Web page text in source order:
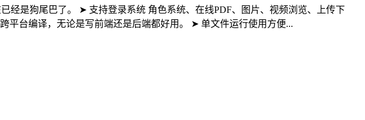
经是狗尾巴了。 ➤ 支持登录系统 角色系统、在线PDF、图片、视频浏览、上传下
平台编译，无论是写前端还是后端都好用。 ➤ 单文件运行使用方便...